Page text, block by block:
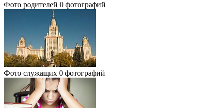
Фото родителей 0 фотографий
Фото служащих 0 фотографий